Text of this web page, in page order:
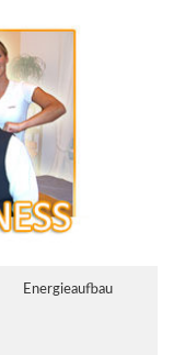
Energieaufbau